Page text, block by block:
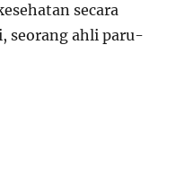
secara
seorang ahli paru-